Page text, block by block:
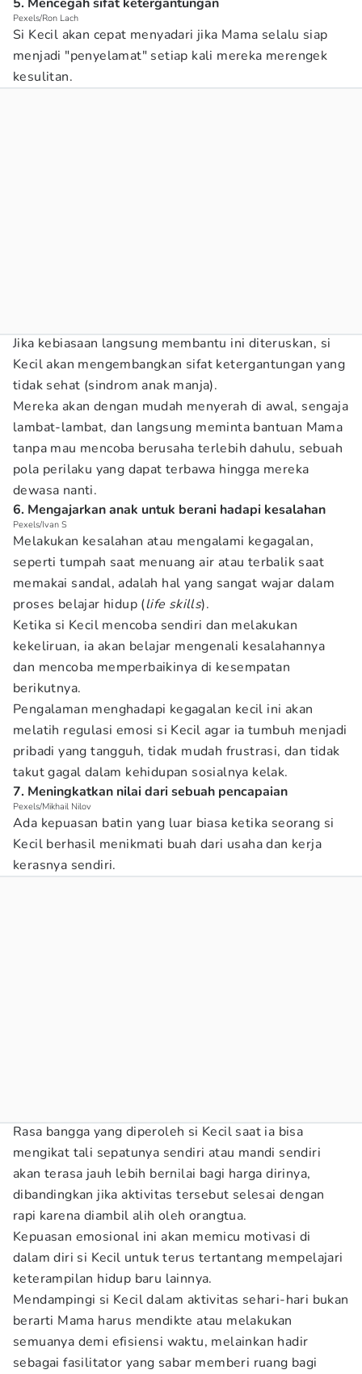
Pexels/Ron Lach
Si Kecil akan cepat menyadari jika Mama selalu siap
menjadi "penyelamat" setiap kali mereka merengek
kesulitan.
Jika kebiasaan langsung membantu ini diteruskan, si
Kecil akan mengembangkan sifat ketergantungan yang
tidak sehat (sindrom anak manja).
Mereka akan dengan mudah menyerah di awal, sengaja
lambat-lambat, dan langsung meminta bantuan Mama
tanpa mau mencoba berusaha terlebih dahulu, sebuah
pola perilaku yang dapat terbawa hingga mereka
dewasa nanti.
6. Mengajarkan anak untuk berani hadapi kesalahan
Pexels/Ivan S
Melakukan kesalahan atau mengalami kegagalan,
seperti tumpah saat menuang air atau terbalik saat
memakai sandal, adalah hal yang sangat wajar dalam
proses belajar hidup (life skills).
Ketika si Kecil mencoba sendiri dan melakukan
kekeliruan, ia akan belajar mengenali kesalahannya
dan mencoba memperbaikinya di kesempatan
berikutnya.
Pengalaman menghadapi kegagalan kecil ini akan
melatih regulasi emosi si Kecil agar ia tumbuh menjadi
pribadi yang tangguh, tidak mudah frustrasi, dan tidak
takut gagal dalam kehidupan sosialnya kelak.
7. Meningkatkan nilai dari sebuah pencapaian
Pexels/Mikhail Nilov
Ada kepuasan batin yang luar biasa ketika seorang si
Kecil berhasil menikmati buah dari usaha dan kerja
kerasnya sendiri.
Rasa bangga yang diperoleh si Kecil saat ia bisa
mengikat tali sepatunya sendiri atau mandi sendiri
akan terasa jauh lebih bernilai bagi harga dirinya,
dibandingkan jika aktivitas tersebut selesai dengan
rapi karena diambil alih oleh orangtua.
Kepuasan emosional ini akan memicu motivasi di
dalam diri si Kecil untuk terus tertantang mempelajari
keterampilan hidup baru lainnya.
Mendampingi si Kecil dalam aktivitas sehari-hari bukan
berarti Mama harus mendikte atau melakukan
semuanya demi efisiensi waktu, melainkan hadir
sebagai fasilitator yang sabar memberi ruang bagi